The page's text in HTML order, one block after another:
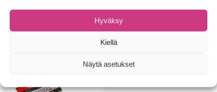
Hyväksy
Kiellä
Näytä asetukset